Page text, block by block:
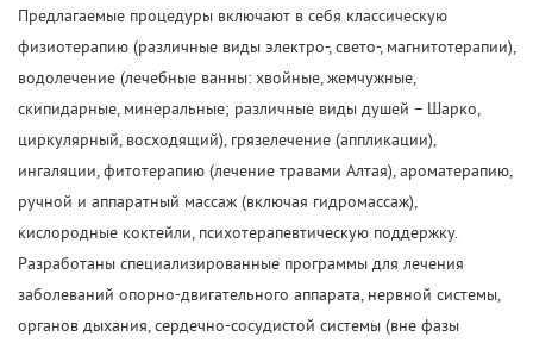
Предлагаемые процедуры включают в себя классическую
физиотерапию (различные виды электро-, свето-, магнитотерапии),
водолечение (лечебные ванны: хвойные, жемчужные,
скипидарные, минеральные; различные виды душей – Шарко,
циркулярный, восходящий), грязелечение (аппликации),
ингаляции, фитотерапию (лечение травами Алтая), ароматерапию,
ручной и аппаратный массаж (включая гидромассаж),
кислородные коктейли, психотерапевтическую поддержку.
Разработаны специализированные программы для лечения
заболеваний опорно-двигательного аппарата, нервной системы,
органов дыхания, сердечно-сосудистой системы (вне фазы